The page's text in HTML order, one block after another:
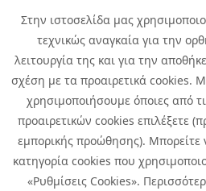
Στην ιστοσελίδα μας
τεχνικώς αναγκαία για την
λειτουργία της και για την
σχέση με τα προαιρετικά cookies.
χρησιμοποιήσουμε όποιες από
προαιρετικών cookies επιλέξετε
εμπορικής προώθησης). Μπορείτε
κατηγορία cookies που
«Ρυθμίσεις Cookies».
Media Kit
Καριέρα
Όμιλος Quest
Site Map